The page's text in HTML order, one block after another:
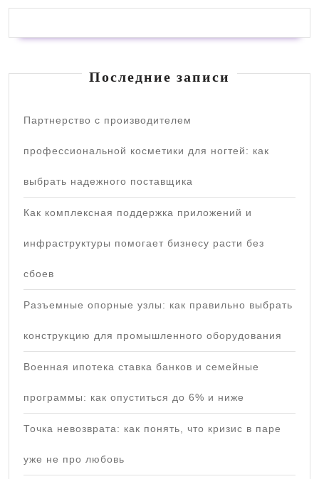
Последние записи
Партнерство с производителем
профессиональной косметики для ногтей: как
выбрать надежного поставщика
Как комплексная поддержка приложений и
инфраструктуры помогает бизнесу расти без
сбоев
Разъемные опорные узлы: как правильно выбрать
конструкцию для промышленного оборудования
Военная ипотека ставка банков и семейные
программы: как опуститься до 6% и ниже
Точка невозврата: как понять, что кризис в паре
уже не про любовь